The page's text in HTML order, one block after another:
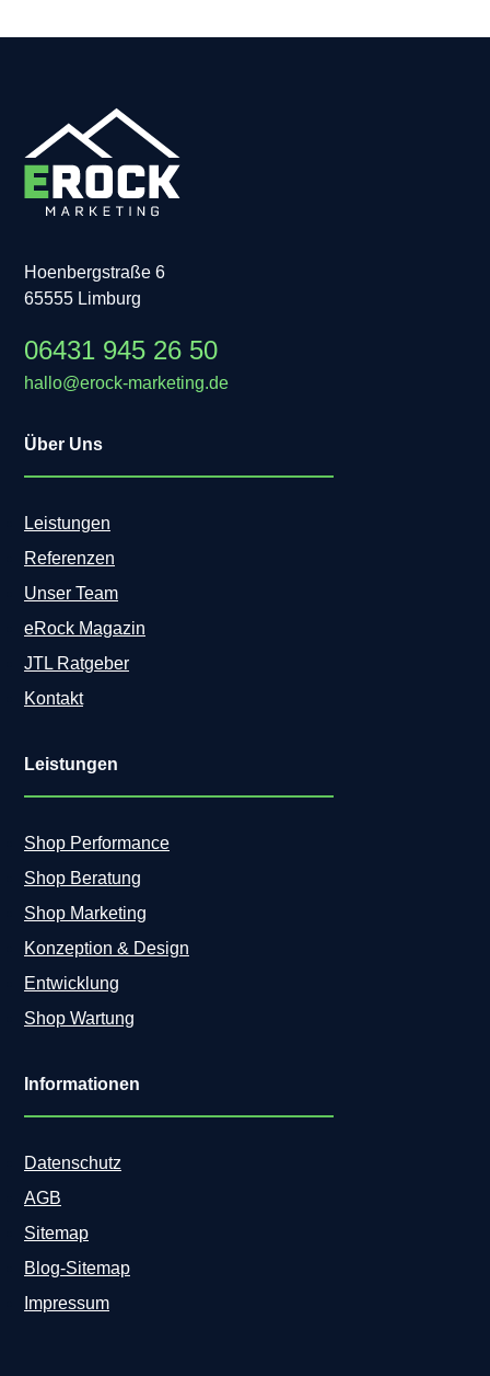
Hoenbergstraße 6
65555 Limburg
06431 945 26 50
hallo@erock-marketing.de
Über Uns
Leistungen
Referenzen
Unser Team
eRock Magazin
JTL Ratgeber
Kontakt
Leistungen
Shop Performance
Shop Beratung
Shop Marketing
Konzeption & Design
Entwicklung
Shop Wartung
Informationen
Datenschutz
AGB
Sitemap
Blog-Sitemap
Impressum